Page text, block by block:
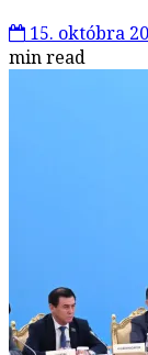
15. októbra
min read